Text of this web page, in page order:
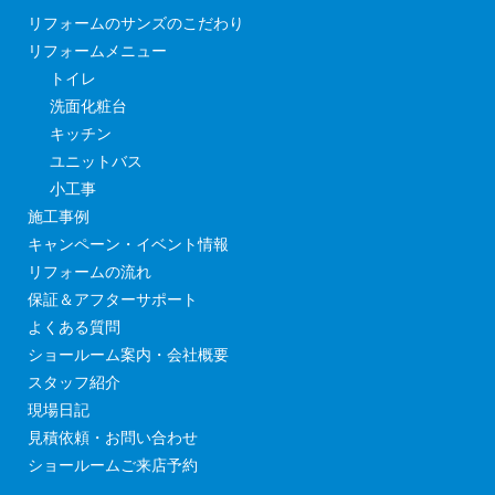
リフォームのサンズのこだわり
リフォームメニュー
トイレ
洗面化粧台
キッチン
ユニットバス
小工事
施工事例
キャンペーン・イベント情報
リフォームの流れ
保証＆アフターサポート
よくある質問
ショールーム案内・会社概要
スタッフ紹介
現場日記
見積依頼・お問い合わせ
ショールームご来店予約